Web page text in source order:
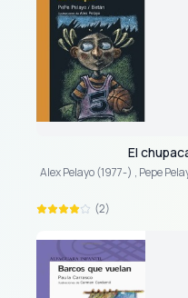
El
Alex Pelayo (1977-) , Pepe
(2)